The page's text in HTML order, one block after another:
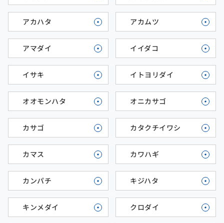
アカハタ アカムツ
アマダイ イイダコ
イサキ イトヨリダイ
オオモンハタ オニカサゴ
カサゴ カタクチイワシ
カマス カワハギ
カンパチ キジハタ
キンメダイ クロダイ